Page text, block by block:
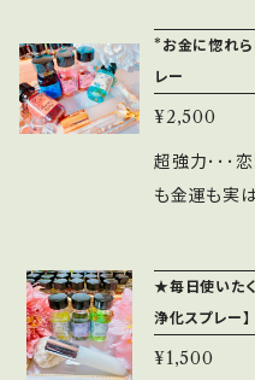
コンディシ
のお祓いスプレ
ハートから
お祓いスプレーです どんな
愛に勝つことはでき
【Love and
愛のエナジ
の光となれる
*お金に惚れら
レー
¥2,500
超強力･･･恋
も金運も実
ものからのお話です。 超強
強力な金運アップ
引き寄せた
★毎日使いた
浄化スプレー】
¥1,500